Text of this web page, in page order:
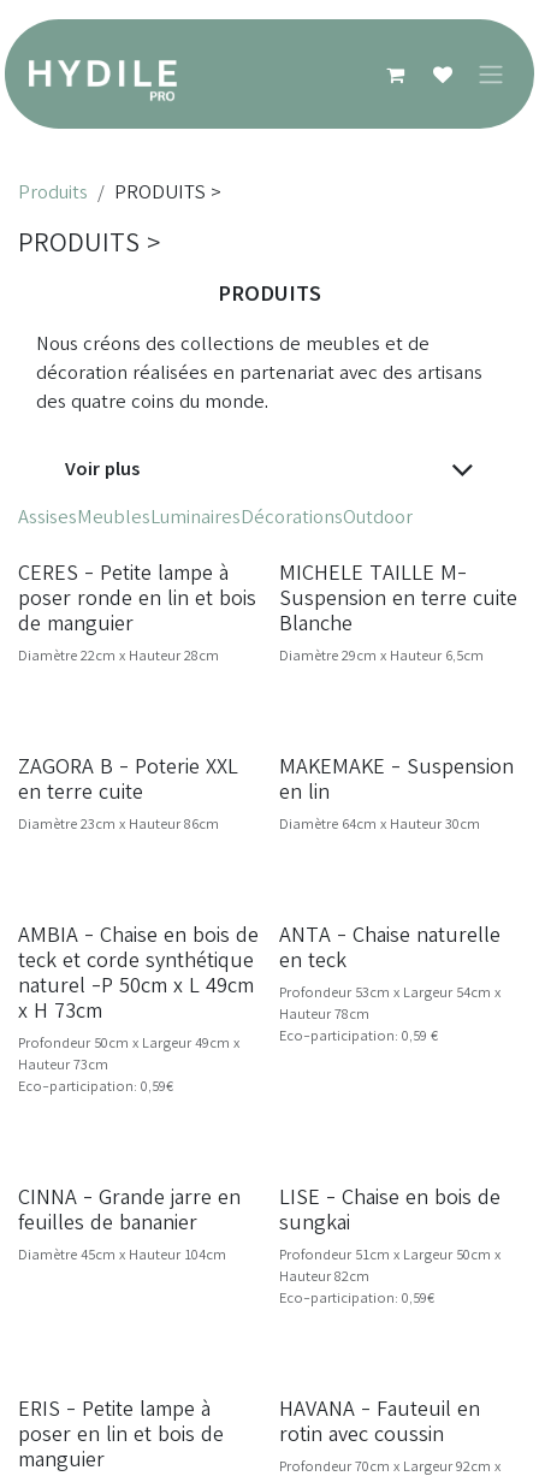
Se rendre au contenu
Produits PRODUITS >
PRODUITS >
PRODUITS
Nous créons des collections de meubles et de
décoration réalisées en partenariat avec des artisans
des quatre coins du monde.
Voir plus
AssisesMeublesLuminairesDécorationsOutdoor
NOUVEAU
CERES - Petite lampe à
poser ronde en lin et bois
de manguier
Diamètre 22cm x Hauteur 28cm
MICHELE TAILLE M-
Suspension en terre cuite
Blanche
Diamètre 29cm x Hauteur 6,5cm
SOLDES -20%
ZAGORA B - Poterie XXL
en terre cuite
Diamètre 23cm x Hauteur 86cm
NOUVEAU
MAKEMAKE - Suspension
en lin
Diamètre 64cm x Hauteur 30cm
NOUVEAU
AMBIA - Chaise en bois de
teck et corde synthétique
naturel -P 50cm x L 49cm
x H 73cm
Profondeur 50cm x Largeur 49cm x
Hauteur 73cm
Eco-participation: 0,59€
ANTA - Chaise naturelle
en teck
Profondeur 53cm x Largeur 54cm x
Hauteur 78cm
Eco-participation: 0,59 €
NOUVEAU
CINNA - Grande jarre en
feuilles de bananier
Diamètre 45cm x Hauteur 104cm
NOUVEAU
LISE - Chaise en bois de
sungkai
Profondeur 51cm x Largeur 50cm x
Hauteur 82cm
Eco-participation: 0,59€
NOUVEAU
ERIS - Petite lampe à
poser en lin et bois de
manguier
HAVANA - Fauteuil en
rotin avec coussin
Profondeur 70cm x Largeur 92cm x